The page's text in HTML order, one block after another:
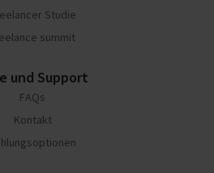
Studie
summit
und Support
FAQs
Kontakt